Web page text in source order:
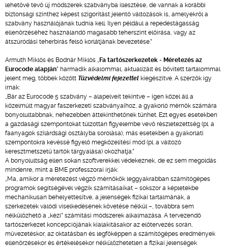
lehetővé tevő új módszerek szabványba illesztése, de vannak a korábbi
biztonsági szinthez képest szigorítást jelentő változások is, amelyekről a
szabvány használójának tudnia kell. Ilyen például a repedéstágasság
ellenőrzéséhez használandó magasabb teherszint előírása, vagy az
átszúródási teherbírás felső korlátjának bevezetése.”
Armuth Miklós és Bodnár Miklós „Fa tartószerkezetek - Méretezés az
Eurocode alapján” harmadik alkalommal, aktualizált és bővített tartalommal
jelent meg, többek között Tűzvédelmi fejezettel kiegészítve. A szerzők így
írnak:
„Bár az Eurocode 5 szabvány – alapelveit tekintve – igen közel áll a
közelmúlt magyar faszerkezeti szabványaihoz, a gyakorló mérnök számára
bonyolultabbnak, nehezebben áttekinthetőnek tűnhet. Ezt egyes esetekben
a gazdasági szempontokat túlzottan figyelembe vevő részletezettség (pl. a
faanyagok szilárdsági osztályba sorolása), más esetekben a gyakorlati
szempontokra kevéssé figyelő megközelítési mód (pl. a változó
keresztmetszetű tartók tárgyalása) okozhatja.”
A bonyolultság ellen sokan szoftverekkel védekeznek, de ez sem megoldás
mindenre, mint a BME professzorai írják:
„Ma, amikor a méretezést végző mérnökök leggyakrabban számítógépes
programok segítségével végzik számításaikat – sokszor a képletekbe
mechanikusan behelyettesítve, a jelenségek fizikai tartalmának, a
szerkezetek valódi viselkedésének követése nélkül –, továbbra sem
nélkülözhető a „kézi” számítási módszerek alkalmazása. A tervezendő
tartószerkezet koncepciójának kialakításakor az előtervezés során,
művezetéskor, az oktatásban és legfőképpen a számítógépes eredmények
ellenőrzésekor és értékelésekor nélkülözhetetlen a fizikai jelenségek